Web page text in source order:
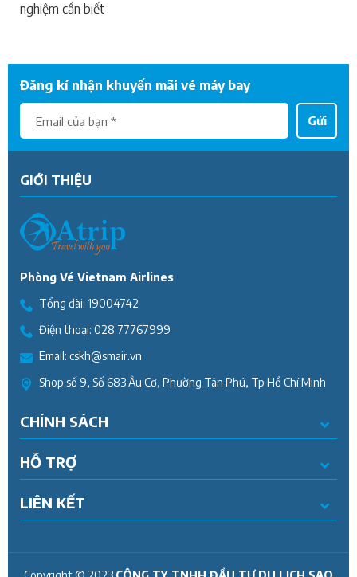
nghiệm cần biết
Đăng kí nhận khuyến mãi vé máy bay
Gửi
GIỚI THIỆU
Phòng Vé Vietnam Airlines
Tổng đài: 19004742
Điện thoại: 028 77767999
Email: cskh@smair.vn
Shop số 9, Số 683 Âu Cơ, Phường Tân Phú, Tp Hồ Chí Minh
CHÍNH SÁCH
HỖ TRỢ
LIÊN KẾT